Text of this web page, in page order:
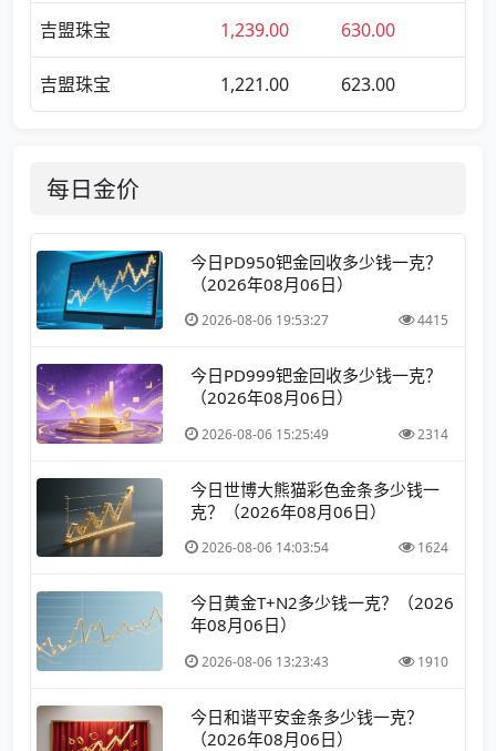
吉盟珠宝 1,239.00 630.00
吉盟珠宝 1,221.00 623.00
每日金价
今日PD950钯金回收多少钱一克？
（2026年08月06日）
2026-08-06 19:53:27 4415
今日PD999钯金回收多少钱一克？
（2026年08月06日）
2026-08-06 15:25:49 2314
今日世博大熊猫彩色金条多少钱一
克？（2026年08月06日）
2026-08-06 14:03:54 1624
今日黄金T+N2多少钱一克？（2026
年08月06日）
2026-08-06 13:23:43 1910
今日和谐平安金条多少钱一克？
（2026年08月06日）